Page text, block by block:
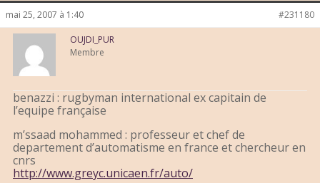
mai 25, 2007 à 1:40 #231180
OUJDI_PUR
Membre
benazzi : rugbyman international ex capitain de
l’equipe française
m’ssaad mohammed : professeur et chef de
departement d’automatisme en france et chercheur en
cnrs
http://www.greyc.unicaen.fr/auto/